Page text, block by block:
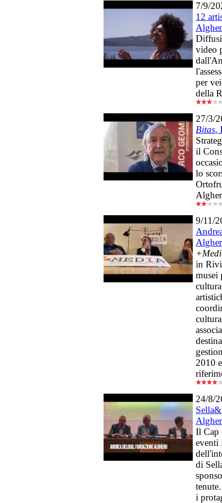
7/9/
12
Diffusi
video
per
della
27/3/
Bitas,
il
lo
9/11/
in
musei
2010
24/8/
Il Cap
eventi
di
i